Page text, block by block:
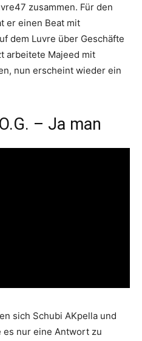
zusammen. Für den
er einen Beat mit
dem Luvre über Geschäfte
arbeitete Majeed mit
nun erscheint wieder ein
– Ja man
sich Schubi AKpella und
es nur eine Antwort zu